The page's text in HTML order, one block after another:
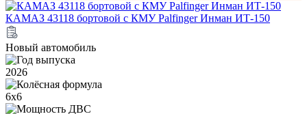
КАМАЗ 43118 бортовой с КМУ Palfinger Инман ИТ-150
Новый автомобиль
2026
6х6